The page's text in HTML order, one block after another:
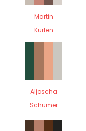
Martin
Kürten
Aljoscha
Schümer